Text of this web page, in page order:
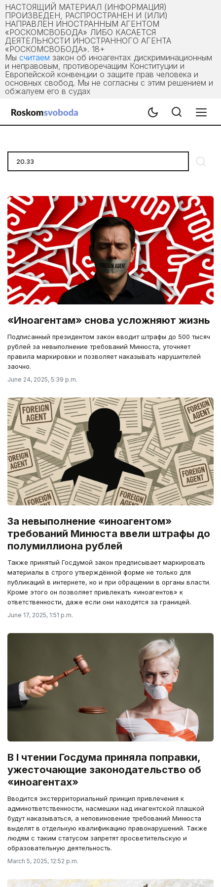
НАСТОЯЩИЙ МАТЕРИАЛ (ИНФОРМАЦИЯ)
ПРОИЗВЕДЕН, РАСПРОСТРАНЕН И (ИЛИ)
НАПРАВЛЕН ИНОСТРАННЫМ АГЕНТОМ
«РОСКОМСВОБОДА» ЛИБО КАСАЕТСЯ
ДЕЯТЕЛЬНОСТИ ИНОСТРАННОГО АГЕНТА
«РОСКОМСВОБОДА». 18+
Мы считаем закон об иноагентах дискриминационным
и неправовым, противоречащим Конституции и
Европейской конвенции о защите прав человека и
основных свобод. Мы не согласны с этим решением и
обжалуем его в судах
«Иноагентам» снова усложняют жизнь
Подписанный президентом закон вводит штрафы до 500 тысяч
рублей за невыполнение требований Минюста, уточняет
правила маркировки и позволяет наказывать нарушителей
заочно.
June 24, 2025, 5:39 p.m.
За невыполнение «иноагентом»
требований Минюста ввели штрафы до
полумиллиона рублей
Также принятый Госдумой закон предписывает маркировать
материалы в строго утверждённой форме не только для
публикаций в интернете, но и при обращении в органы власти.
Кроме этого он позволяет привлекать «иноагентов» к
ответственности, даже если они находятся за границей.
June 17, 2025, 1:51 p.m.
В I чтении Госдума приняла поправки,
ужесточающие законодательство об
«иноагентах»
Вводится экстерриториальный принцип привлечения к
админответственности, насмешки над инагентской плашкой
будут наказываться, а неповиновение требований Минюста
выделят в отдельную квалификацию правонарушений. Также
людям с таким статусом запретят просветительскую и
образовательную деятельность.
March 5, 2025, 12:52 p.m.